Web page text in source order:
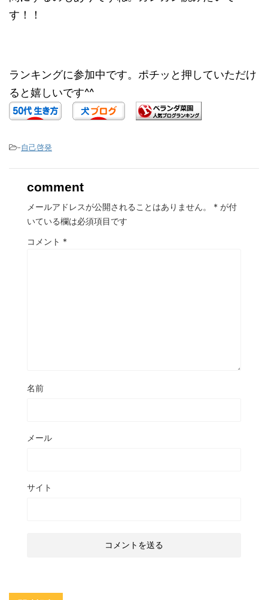
す！！
ランキングに参加中です。ポチッと押していただけ
ると嬉しいです^^
-自己啓発
comment
メールアドレスが公開されることはありません。 * が付
いている欄は必須項目です
コメント *
名前
メール
サイト